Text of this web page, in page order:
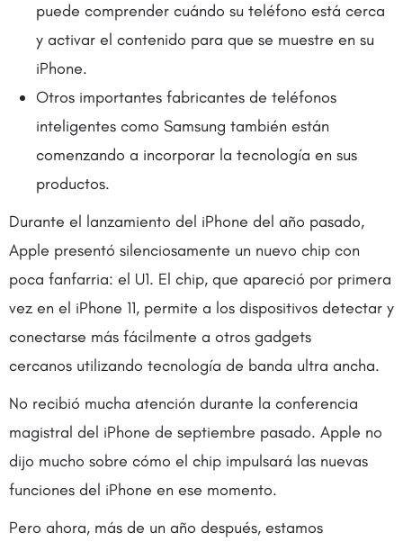
puede comprender cuándo su teléfono está cerca
y activar el contenido para que se muestre en su
iPhone.
Otros importantes fabricantes de teléfonos
inteligentes como Samsung también están
comenzando a incorporar la tecnología en sus
productos.
Durante el lanzamiento del iPhone del año pasado,
Apple presentó silenciosamente un nuevo chip con
poca fanfarria: el U1. El chip, que apareció por primera
vez en el iPhone 11, permite a los dispositivos detectar y
conectarse más fácilmente a otros gadgets
cercanos utilizando tecnología de banda ultra ancha.
No recibió mucha atención durante la conferencia
magistral del iPhone de septiembre pasado. Apple no
dijo mucho sobre cómo el chip impulsará las nuevas
funciones del iPhone en ese momento.
Pero ahora, más de un año después, estamos